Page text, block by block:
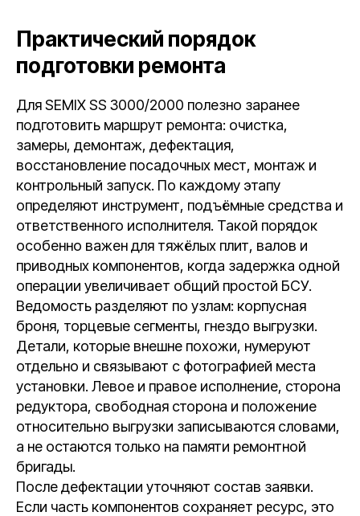
Практический порядок
подготовки ремонта
Для SEMIX SS 3000/2000 полезно заранее
подготовить маршрут ремонта: очистка,
замеры, демонтаж, дефектация,
восстановление посадочных мест, монтаж и
контрольный запуск. По каждому этапу
определяют инструмент, подъёмные средства и
ответственного исполнителя. Такой порядок
особенно важен для тяжёлых плит, валов и
приводных компонентов, когда задержка одной
операции увеличивает общий простой БСУ.
Ведомость разделяют по узлам: корпусная
броня, торцевые сегменты, гнездо выгрузки.
Детали, которые внешне похожи, нумеруют
отдельно и связывают с фотографией места
установки. Левое и правое исполнение, сторона
редуктора, свободная сторона и положение
относительно выгрузки записываются словами,
а не остаются только на памяти ремонтной
бригады.
После дефектации уточняют состав заявки.
Если часть компонентов сохраняет ресурс, это